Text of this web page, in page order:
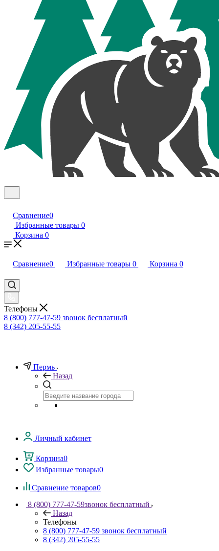
Сравнение0
Избранные товары 0
Корзина 0
Сравнение0 Избранные товары 0 Корзина 0
Телефоны
8 (800) 777-47-59 звонок бесплатный
8 (342) 205-55-55
Пермь
Назад
Личный кабинет
Корзина0
Избранные товары0
Сравнение товаров0
8 (800) 777-47-59звонок бесплатный
Назад
Телефоны
8 (800) 777-47-59 звонок бесплатный
8 (342) 205-55-55